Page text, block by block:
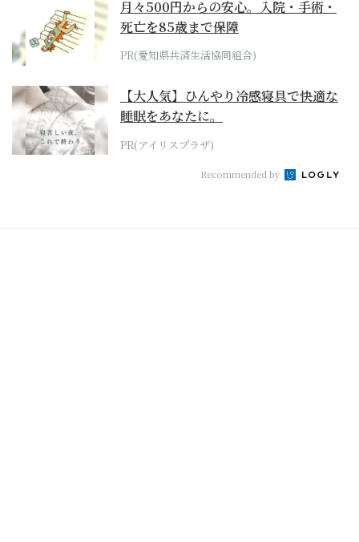
月々500円からの安心。入院・手術・
死亡を85歳まで保障
PR(愛知県共済生活協同組合)
【大人気】ひんやり冷感寝具で快適な
睡眠をあなたに。
PR(アイリスプラザ)
Recommended by